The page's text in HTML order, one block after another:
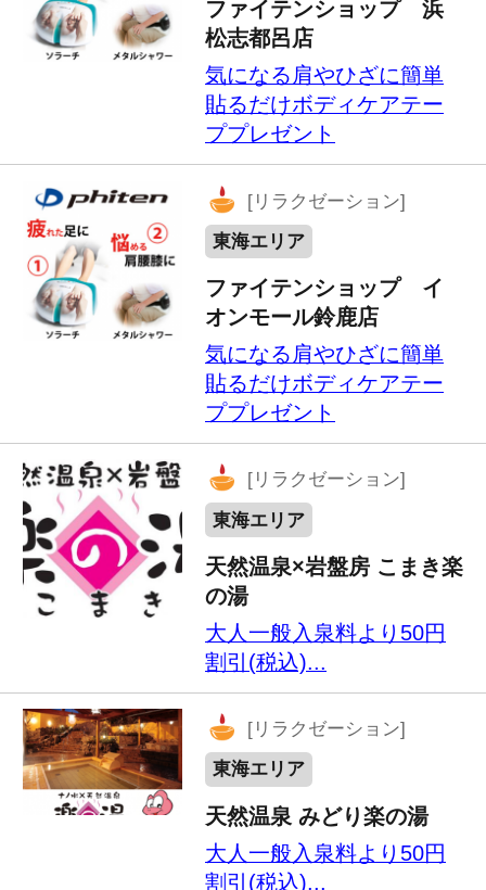
[ショッピング・買取]
関東エリア・関西エリア・全
国エリア・北海道エリア・東
洋服の青山
[ショッピング・買取]
東海エリア・関東エリア・関
西エリア・全国エリア
メガネスーパー
ティアカードの提示によ
り メガネ・サングラス・
コンタクトレン...
7